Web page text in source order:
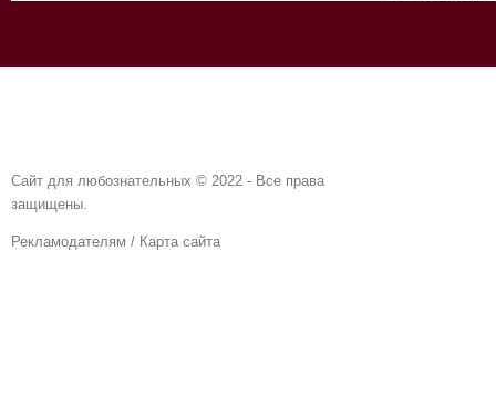
Сайт для любознательных © 2022 - Все права
защищены.
Рекламодателям / Карта сайта